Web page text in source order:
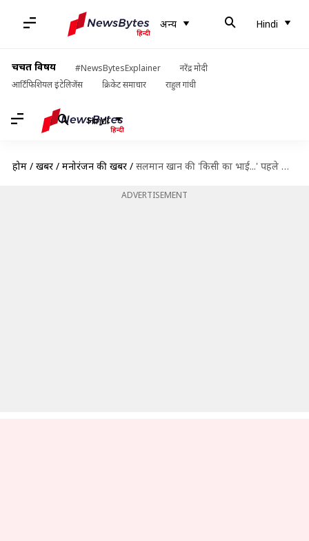
अन्य Hindi
चर्चित विषय #NewsBytesExplainer
नरेंद्र मोदी
आर्टिफिशियल इंटेलिजेंस
क्रिकेट समाचार राहुल गांधी
Hindi
होम / खबरें / मनोरंजन की खबरें / सलमान खान की 'किसी का भाई...' पहले दिन बटोर सकती है 20 करोड़ रुपये
ADVERTISEMENT